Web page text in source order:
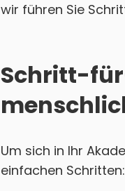
wir führen Sie
Schritt-
Um sich in Ihr
einfachen Schritten: